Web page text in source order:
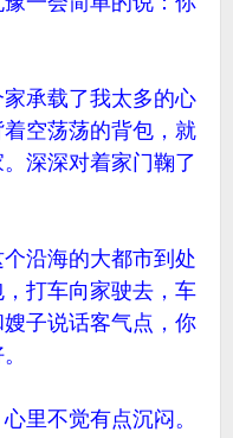
承载了我太多的心
空荡荡的背包，就
深深对着家门鞠了
沿海的大都市到处
打车向家驶去，车
子说话客气点，你
不觉有点沉闷。